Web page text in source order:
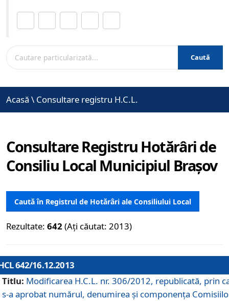
Caută
Acasă \ Consultare registru H.C.L.
Consultare Registru Hotărâri de
Consiliu Local Municipiul Brașov
Caută în Registrul de Hotărâri ale Consiliului Local
Rezultate: 642 (Ați căutat: 2013)
642/16.12.2013
Titlu: Modificarea H.C.L. nr. 306/2012, republicată, prin
s-a aprobat numărul, denumirea şi componenţa